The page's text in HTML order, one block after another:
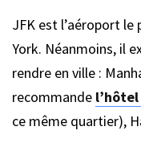
JFK est l’aéroport
York. Néanmoins, il
rendre en ville :
recommande
ce même quartier),